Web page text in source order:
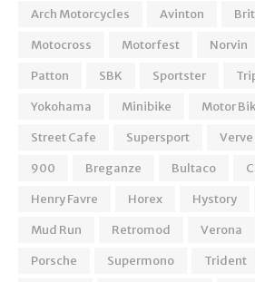
Arch Motorcycles
Avinton
Motocross
Motorfest Norvin
Patton
SBK Sportster
Yokohama
Minibike Motor
Street Cafe
Supersport
900
Breganze Bultaco
Henry Favre
Horex Hystory
Mud Run
Retromod Verona
Porsche
Supermono Trident